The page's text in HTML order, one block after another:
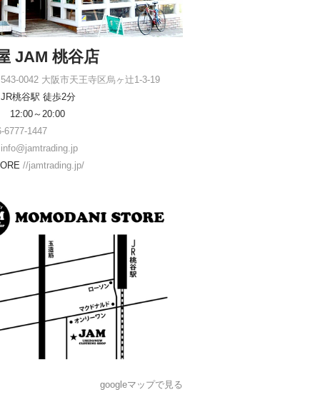
JAM 桃谷店
0042 大阪市天王寺区烏ヶ辻1-3-19
桃谷駅 徒歩2分
12:00～20:00
6777-1447
info@jamtrading.jp
//jamtrading.jp/
googleマップで見る